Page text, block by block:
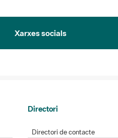
Xarxes socials
Directori
Directori de contacte